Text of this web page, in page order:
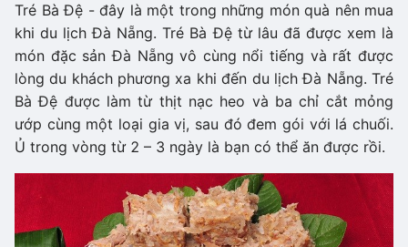
Tré Bà Đệ - đây là một trong những món quà nên mua
khi du lịch Đà Nẵng. Tré Bà Đệ từ lâu đã được xem là
món đặc sản Đà Nẵng vô cùng nổi tiếng và rất được
lòng du khách phương xa khi đến du lịch Đà Nẵng. Tré
Bà Đệ được làm từ thịt nạc heo và ba chỉ cắt mỏng
ướp cùng một loại gia vị, sau đó đem gói với lá chuối.
Ủ trong vòng từ 2 – 3 ngày là bạn có thể ăn được rồi.